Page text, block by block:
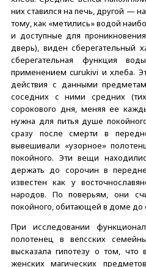
них ставился на печь, другой —
тому, как «метились» водой
и доступные для
дверь), виден сберегательный
сберегательная функция
применением curukivi и хлеба.
действия с данными
соседних с ними средних
сорокового дня, меняя ее
нужна для питья душе
сразу после смерти в
вывешивали «узорное»
покойного. Эти вещи
держать до сорочин в
известен как у
народов. По поверьям, они
покойного, обитающей в доме до
При исследовании
полотенец в вепсских
высказала гипотезу о том,
женских магических